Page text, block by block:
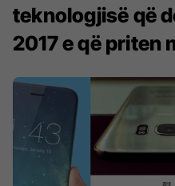
teknologjisë që
2017 e që priten